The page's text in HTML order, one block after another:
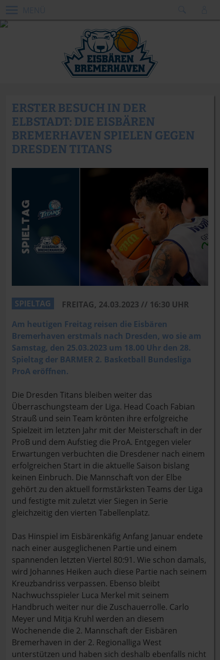
ERSTER BESUCH IN DER
ELBSTADT: DIE EISBÄREN
BREMERHAVEN SPIELEN GEGEN
DRESDEN TITANS
SPIELTAG
FREITAG, 24.03.2023 // 16:30 UHR
Am heutigen Freitag reisen die Eisbären
Bremerhaven erstmals nach Dresden, wo sie am
Samstag, den 25.03.2023 um 18.00 Uhr den 28.
Spieltag der BARMER 2. Basketball Bundesliga
ProA eröffnen.
Die Dresden Titans bleiben weiter das
Überraschungsteam der Liga. Head Coach Fabian
Strauß und sein Team krönten ihre erfolgreiche
Spielzeit im letzten Jahr mit der Meisterschaft in der
ProB und dem Aufstieg die ProA. Entgegen vieler
Erwartungen verbuchten die Dresdener nach einem
erfolgreichen Start in die aktuelle Saison bislang
keinen Einbruch. Die Mannschaft von der Elbe
gehört zu den aktuell formstärksten Teams der Liga
und festigte mit zuletzt vier Siegen in Serie
gleichzeitig den vierten Tabellenplatz.
Das Hinspiel im Eisbärenkäfig Anfang Januar endete
nach einer ausgeglichenen Partie und einem
spannenden letzten Viertel 80:91. Wie schon damals,
wird Johannes Heiken auch diese Partie nach seinem
Kreuzbandriss verpassen. Ebenso bleibt
Nachwuchsspieler Luca Merkel mit seinem
Handbruch weiter nur die Zuschauerrolle. Carlo
Meyer und Mitja Kruhl werden an diesem
Wochenende die 2. Mannschaft der Eisbären
Bremerhaven in der 2. Regionalliga West
unterstützen und haben sich deshalb ebenfalls nicht